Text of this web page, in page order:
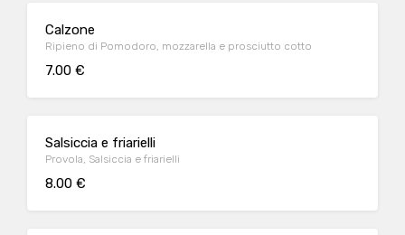
Calzone
Ripieno di Pomodoro, mozzarella e prosciutto cotto
7.00 €
Salsiccia e friarielli
Provola, Salsiccia e friarielli
8.00 €